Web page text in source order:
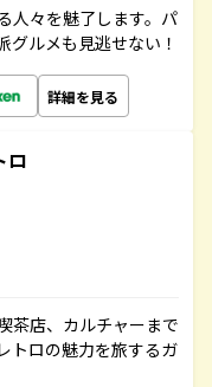
人々を魅了します。パ
グルメも見逃せない！
詳細を見る
ロ
茶店、カルチャーまで
トロの魅力を旅するガ